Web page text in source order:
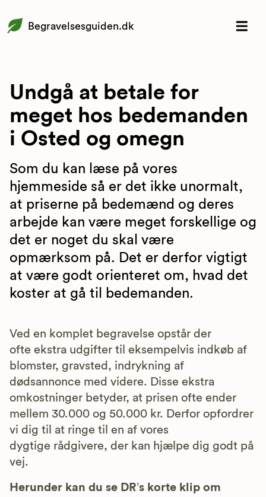
Begravelsesguiden.dk
Undgå at betale for
meget hos bedemanden
i Osted og omegn
Som du kan læse på vores
hjemmeside så er det ikke unormalt,
at priserne på bedemænd og deres
arbejde kan være meget forskellige og
det er noget du skal være
opmærksom på. Det er derfor vigtigt
at være godt orienteret om, hvad det
koster at gå til bedemanden.
Ved en komplet begravelse opstår der
ofte ekstra udgifter til eksempelvis indkøb af
blomster, gravsted, indrykning af
dødsannonce med videre. Disse ekstra
omkostninger betyder, at prisen ofte ender
mellem 30.000 og 50.000 kr. Derfor opfordrer
vi dig til at ringe til en af vores
dygtige rådgivere, der kan hjælpe dig godt på
vej.
Herunder kan du se DR’s korte klip om